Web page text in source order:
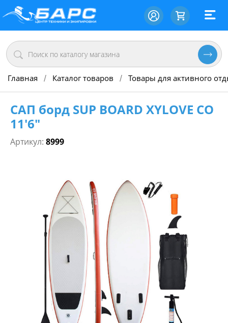
Главная / Каталог товаров / Товары для активного
САП борд SUP BOARD XYLOVE CO
11'6"
Артикул: 8999